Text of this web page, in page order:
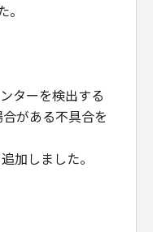
ターを検出する
がある不具合を
加しました。